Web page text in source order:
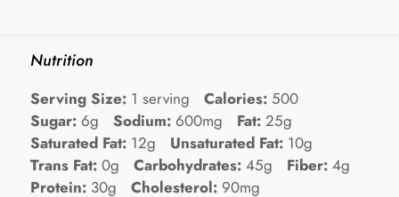
Nutrition
Serving Size: 1 serving Calories: 500
Sugar: 6g Sodium: 600mg Fat: 25g
Saturated Fat: 12g Unsaturated Fat: 10g
Trans Fat: 0g Carbohydrates: 45g Fiber: 4g
Protein: 30g Cholesterol: 90mg